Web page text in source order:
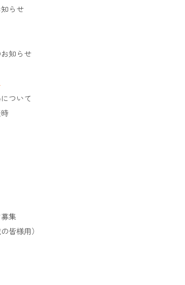
らせ
知らせ
ついて
集
皆様用）